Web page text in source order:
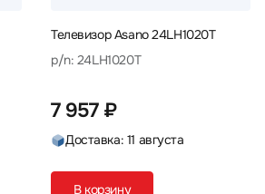
Телевизор Asano 24LH1020T
p/n: 24LH1020T
7 957 ₽
Доставка: 11 августа
В корзину